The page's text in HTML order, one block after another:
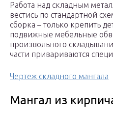
Работа над складным
вестись по стандартной
сборка – только крепить
подвижные мебельные
произвольного
части привариваются
Чертеж складного мангала
Мангал из